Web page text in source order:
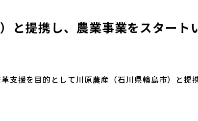
と提携し、農業事業をスタート
援を目的として川原農産（石川県輪島市）と提